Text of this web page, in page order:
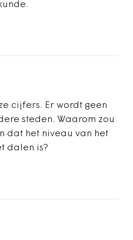
cijfers. Er wordt geen
steden. Waarom zou
dat het niveau van het
dalen is?